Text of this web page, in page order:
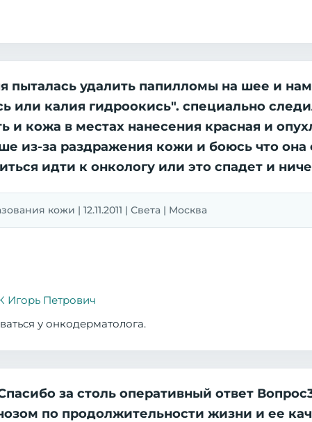
пыталась удалить папилломы на шее и
или калия гидроокись". специально
и кожа в местах нанесения красная и
из-за раздражения кожи и боюсь что
идти к онкологу или это спадет и
кожи | 12.11.2011 | Света | Москва
Петрович
у онкодерматолога.
за столь оперативный ответ
по продолжительности жизни и ее